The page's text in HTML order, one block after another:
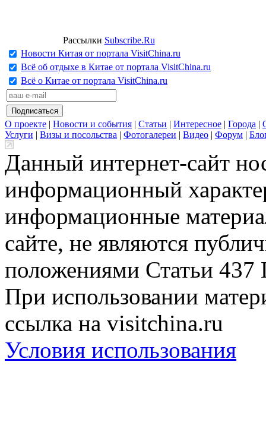
Рассылки Subscribe.Ru
Новости Китая от портала VisitChina.ru
Всё об отдыхе в Китае от портала VisitChina.ru
Всё о Китае от портала VisitChina.ru
О проекте | Новости и события | Статьи | Интересное | Города |
Услуги | Визы и посольства | Фотогалереи | Видео | Форум |
Данный интернет-сайт
информационный
информационные
сайте, не являются
положениями Статьи 437
При использовании
ссылка на visitchina.ru
Условия использования